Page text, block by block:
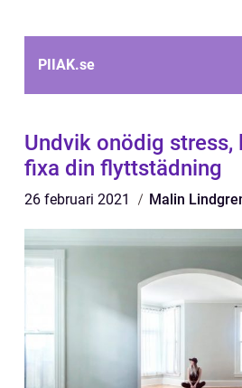
PIIAK.se
Undvik onödig
fixa din flyttstädning
26 februari 2021 Malin